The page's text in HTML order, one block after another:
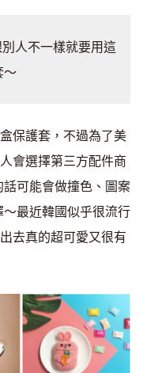
人不一樣就要用這
～
保護套，不過為了美
會選擇第三方配件商
可能會做撞色、圖案
最近韓國似乎很流行
去真的超可愛又很有